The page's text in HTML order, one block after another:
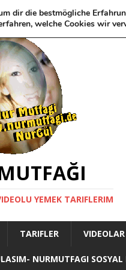
YEMEK TARIFLERIM
TARIFLER VIDEOLAR
NURMUTFAGI SOSYAL
dir die bestmögliche
welche Cookies wir